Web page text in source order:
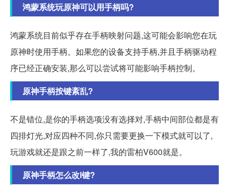
鸿蒙系统玩原神可以用手柄吗?
鸿蒙系统目前似乎存在手柄映射问题,这可能会影响您在玩
原神时使用手柄。如果您的设备支持手柄,并且手柄驱动程
序已经正确安装,那么可以尝试将可能影响手柄控制。
原神手柄按键紊乱?
不是错位,是你的手柄选项没有选择对,手柄中间部位都是有
四排灯光,对应四种不同,你只需要更换一下模式就可以了,
玩游戏就还是跟之前一样了,我的雷柏V600就是。
原神手柄怎么改l键?